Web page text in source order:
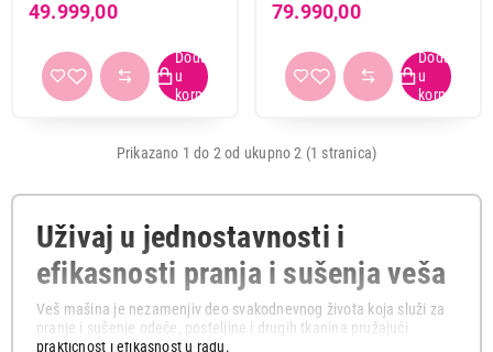
Obrtaji centrifuge (o/min)
Inverter motor
Dubina
54 cm
1
49.999,00 79.990,00
Prikazano 1 do 2 od ukupno 2 (1 stranica)
Uživaj u jednostavnosti i
efikasnosti pranja i sušenja veša
Veš mašina je nezamenjiv deo svakodnevnog života koja služi za
pranje i sušenje odeće, posteljine i drugih tkanina pružajući
praktičnost i efikasnost u radu.